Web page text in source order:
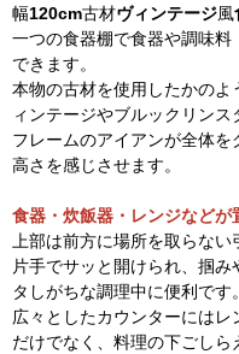
幅120cm古材ヴィンテージ風
一つの食器棚で食器や調味
できます。
本物の古材を使用したかの
ィンテージやブルックリンス
フレームのアイアンが全体
高さを感じさせます。
食器・炊飯器・レンジなどが
上部は前方に場所を取らない
片手でサッと開けられ、掴
タしがちな調理中に便利です。
広々としたカウンターにはレ
だけでなく、料理の下ごしら